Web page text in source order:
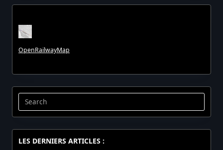
OpenRailwayMap
Search
for:
LES DERNIERS ARTICLES :